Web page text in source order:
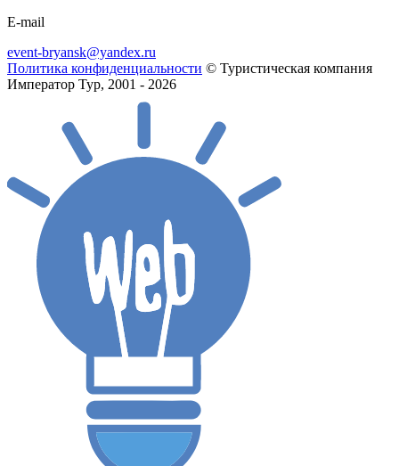
E-mail
event-bryansk@yandex.ru
Политика конфиденциальности © Туристическая компания
Император Тур, 2001 - 2026